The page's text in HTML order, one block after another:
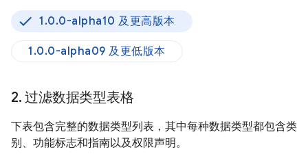
1.0.0-alpha10 及更高版本
1.0.0-alpha09 及更低版本
2. 过滤数据类型表格
下表包含完整的数据类型列表，其中每种数据类型都包含类
别、功能标志和指南以及权限声明。